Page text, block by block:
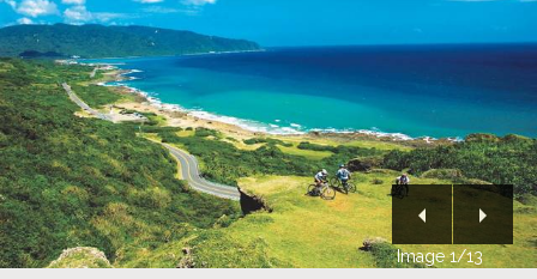
Image 1/13